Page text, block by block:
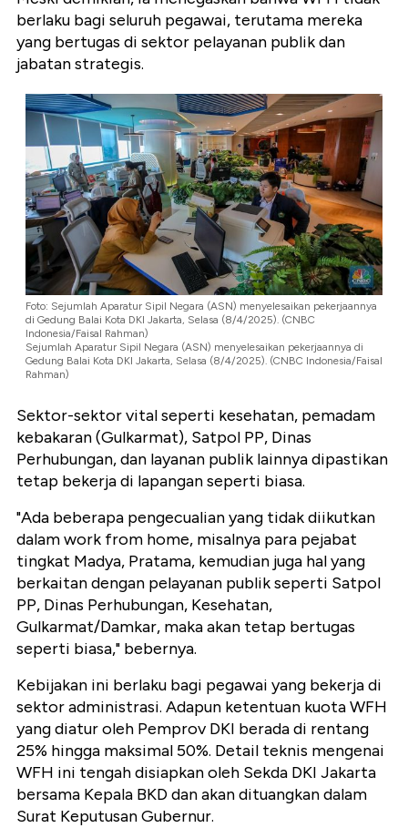
berlaku bagi seluruh pegawai, terutama mereka
yang bertugas di sektor pelayanan publik dan
jabatan strategis.
Foto: Sejumlah Aparatur Sipil Negara (ASN) menyelesaikan pekerjaannya
di Gedung Balai Kota DKI Jakarta, Selasa (8/4/2025). (CNBC
Indonesia/Faisal Rahman)
Sejumlah Aparatur Sipil Negara (ASN) menyelesaikan pekerjaannya di
Gedung Balai Kota DKI Jakarta, Selasa (8/4/2025). (CNBC Indonesia/Faisal
Rahman)
Sektor-sektor vital seperti kesehatan, pemadam
kebakaran (Gulkarmat), Satpol PP, Dinas
Perhubungan, dan layanan publik lainnya dipastikan
tetap bekerja di lapangan seperti biasa.
"Ada beberapa pengecualian yang tidak diikutkan
dalam work from home, misalnya para pejabat
tingkat Madya, Pratama, kemudian juga hal yang
berkaitan dengan pelayanan publik seperti Satpol
PP, Dinas Perhubungan, Kesehatan,
Gulkarmat/Damkar, maka akan tetap bertugas
seperti biasa," bebernya.
Kebijakan ini berlaku bagi pegawai yang bekerja di
sektor administrasi. Adapun ketentuan kuota WFH
yang diatur oleh Pemprov DKI berada di rentang
25% hingga maksimal 50%. Detail teknis mengenai
WFH ini tengah disiapkan oleh Sekda DKI Jakarta
bersama Kepala BKD dan akan dituangkan dalam
Surat Keputusan Gubernur.